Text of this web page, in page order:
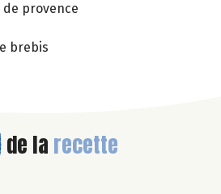
provence
brebis
de la recette